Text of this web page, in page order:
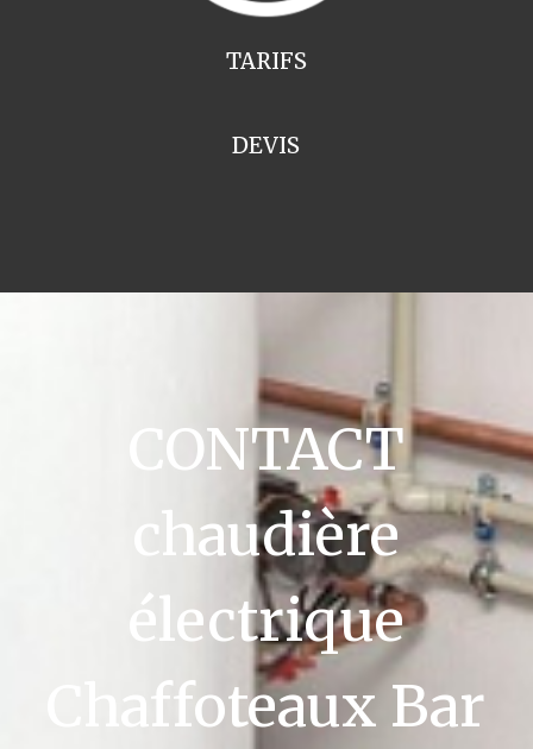
TARIFS
DEVIS
CONTACT
chaudière
électrique
Chaffoteaux Bar